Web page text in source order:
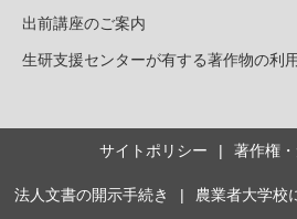
出前講座のご案内
生研支援センターが有する著作物の利
サイトポリシー 著作権
法人文書の開示手続き 農業者大学校